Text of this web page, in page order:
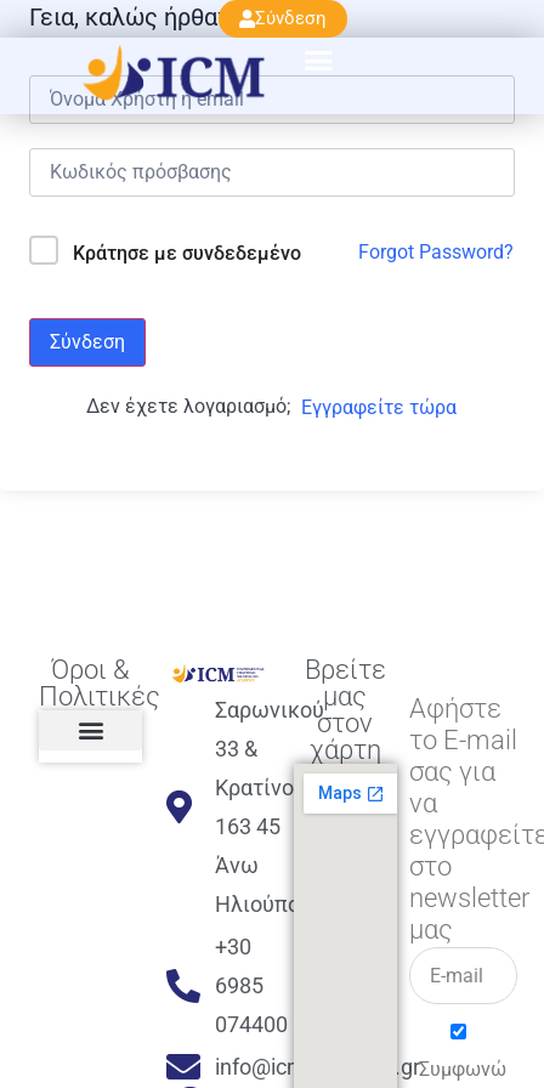
Σύνδεση
Γεια, καλώς ήρθατε πάλι!
Κράτησε με συνδεδεμένο Forgot Password?
Σύνδεση
Δεν έχετε λογαριασμό; Εγγραφείτε τώρα
Όροι &
Πολιτικές
Σαρωνικού
33 &
Κρατίνου
163 45
Άνω
Ηλιούπολη
+30
6985
074400
info@icmacademy.gr
Βρείτε
μας
στον
χάρτη
Αφήστε
το E-mail
σας για
να
στο
newsletter
μας
Συμφωνώ